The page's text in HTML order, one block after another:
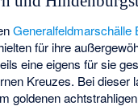
Generalfeldmarschälle
für ihre
eine eigens für sie
Kreuzes. Bei dieser
goldenen